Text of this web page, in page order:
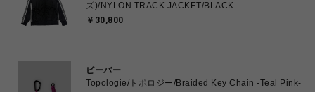
ズ)/NYLON TRACK JACKET/BLACK
￥30,800
ビーバー
Topologie/トポロジー/Braided Key Chain -Teal Pink-